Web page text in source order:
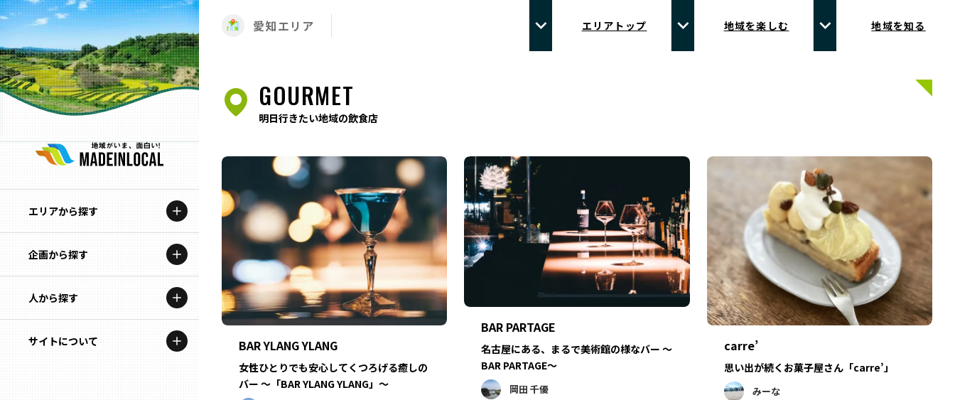
エリアから探す
北海道
青森
岩手
企画から探す
特集コンテンツ
地域を代表する企業100選
人から探す
記事ライター
サイトについて
愛知エリア エリアトップ 地域を楽しむ 地域を知る
GOURMET
明日行きたい地域の飲食店
BAR YLANG YLANG
女性ひとりでも安心してくつろげる癒しの
バー ～「BAR YLANG YLANG」～
BAR PARTAGE
名古屋にある、まるで美術館の様なバー ～
BAR PARTAGE～
岡田 千優
carre’
思い出が続くお菓子屋さん「carre’」
みーな